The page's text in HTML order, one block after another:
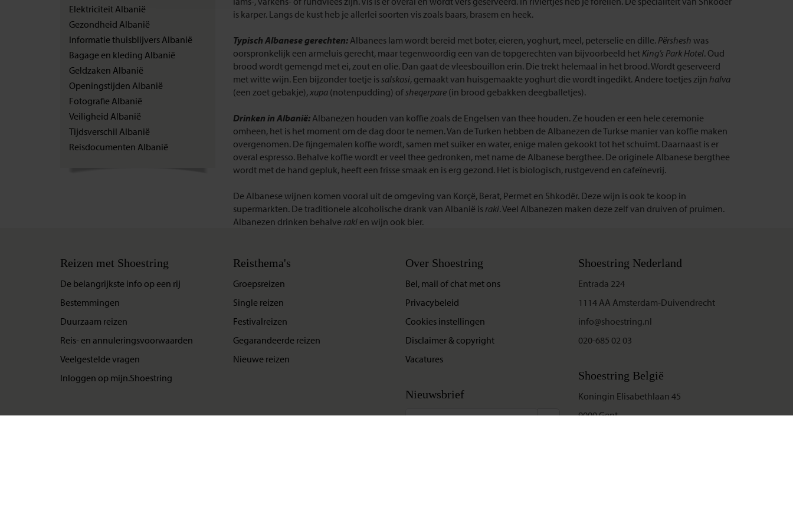
Elektriciteit Albanië
Gezondheid Albanië
Informatie thuisblijvers Albanië
Bagage en kleding Albanië
Geldzaken Albanië
Openingstijden Albanië
Fotografie Albanië
Veiligheid Albanië
Tijdsverschil Albanië
Reisdocumenten Albanië
is karper. Langs de kust heb je allerlei soorten vis zoals baars, brasem en heek.
Typisch Albanese gerechten:Albanees lam wordt bereid met boter, eieren, yoghurt, meel, peterselie en dille. Përshesh was
oorspronkelijk een armeluis gerecht, maar tegenwoordig een van de topgerechten van bijvoorbeeld het King’s Park Hotel. Oud
brood wordt gemengd met ei, zout en olie. Dan gaat de vleesbouillon erin. Die trekt helemaal in het brood. Wordt geserveerd
met witte wijn. Een bijzonder toetje is salskosi, gemaakt van huisgemaakte yoghurt die wordt ingedikt. Andere toetjes zijn halva
(een zoet gebakje), xupa(notenpudding) of sheqerpare(in brood gebakken deegballetjes).
Drinken in Albanië: Albanezen houden van koffie zoals de Engelsen van thee houden. Ze houden er een hele ceremonie
omheen, het is het moment om de dag door te nemen. Van de Turken hebben de Albanezen de Turkse manier van koffie maken
overgenomen. De fijngemalen koffie wordt, samen met suiker en water, enige malen gekookt tot het schuimt. Daarnaast is er
overal espresso. Behalve koffie wordt er veel thee gedronken, met name de Albanese bergthee. De originele Albanese bergthee
wordt met de hand gepluk, heeft een frisse smaak en is erg gezond. Het is biologisch, rustgevend en cafeïnevrij.
De Albanese wijnen komen vooral uit de omgeving van Korçë, Berat, Permet en Shkodër. Deze wijn is ook te koop in
supermarkten. De traditionele alcoholische drank van Albanië is raki. Veel Albanezen maken deze zelf van druiven of pruimen.
Albanezen drinken behalve rakien wijn ook bier.
Reizen met Shoestring
De belangrijkste info op een rij
Bestemmingen
Duurzaam reizen
Reis- en annuleringsvoorwaarden
Veelgestelde vragen
Inloggen op mijn.Shoestring
Reisthema's
Groepsreizen
Single reizen
Festivalreizen
Gegarandeerde reizen
Nieuwe reizen
Over Shoestring
Bel, mail of chat met ons
Privacybeleid
Cookies instellingen
Disclaimer & copyright
Vacatures
Nieuwsbrief
Shoestring Nederland
Entrada 224
1114 AA Amsterdam-Duivendrecht
info@shoestring.nl
020-685 02 03
Shoestring België
Koningin Elisabethlaan 45
9000 Gent